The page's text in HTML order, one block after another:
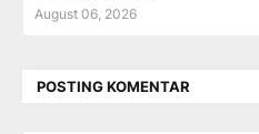
August 06, 2026
POSTING KOMENTAR